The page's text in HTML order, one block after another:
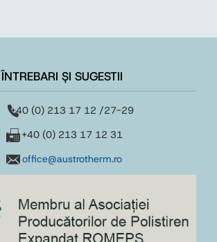
ÎNTREBARI ȘI SUGESTII
+40 (0) 213 17 12 /27-29
+40 (0) 213 17 12 31
office@austrotherm.ro